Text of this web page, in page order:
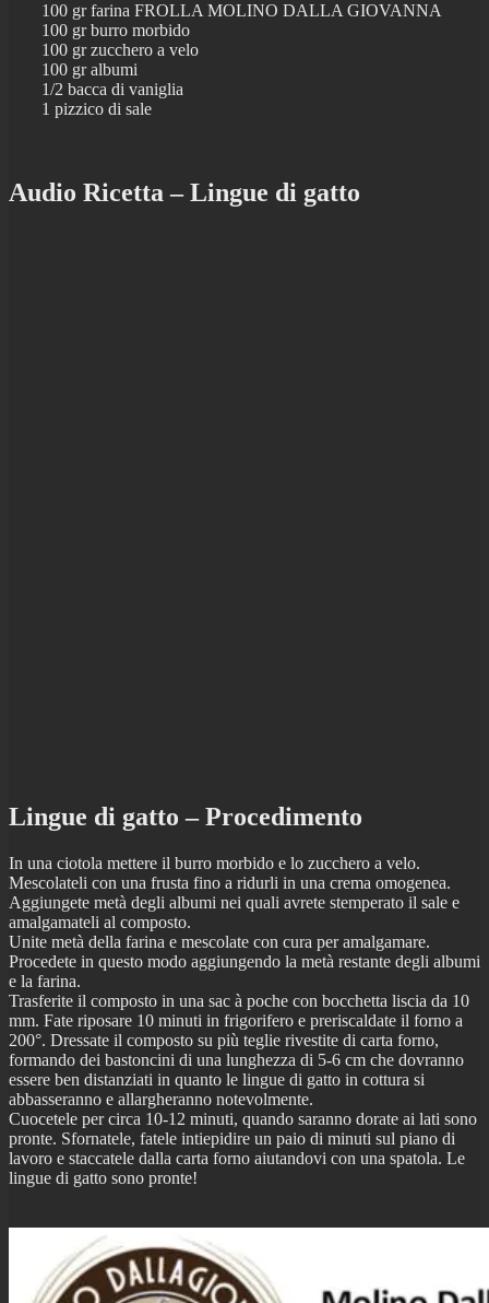
100 gr farina FROLLA MOLINO DALLA GIOVANNA
100 gr burro morbido
100 gr zucchero a velo
100 gr albumi
1/2 bacca di vaniglia
1 pizzico di sale
Audio Ricetta – Lingue di gatto
Lingue di gatto – Procedimento
In una ciotola mettere il burro morbido e lo zucchero a velo.
Mescolateli con una frusta fino a ridurli in una crema omogenea.
Aggiungete metà degli albumi nei quali avrete stemperato il sale e
amalgamateli al composto.
Unite metà della farina e mescolate con cura per amalgamare.
Procedete in questo modo aggiungendo la metà restante degli albumi
e la farina.
Trasferite il composto in una sac à poche con bocchetta liscia da 10
mm. Fate riposare 10 minuti in frigorifero e preriscaldate il forno a
200°. Dressate il composto su più teglie rivestite di carta forno,
formando dei bastoncini di una lunghezza di 5-6 cm che dovranno
essere ben distanziati in quanto le lingue di gatto in cottura si
abbasseranno e allargheranno notevolmente.
Cuocetele per circa 10-12 minuti, quando saranno dorate ai lati sono
pronte. Sfornatele, fatele intiepidire un paio di minuti sul piano di
lavoro e staccatele dalla carta forno aiutandovi con una spatola. Le
lingue di gatto sono pronte!